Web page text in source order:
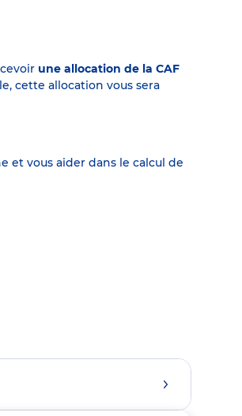
une allocation de la CAF
cette allocation vous sera
et vous aider dans le calcul de